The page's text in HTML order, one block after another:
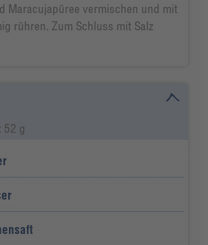
Maracujapüree vermischen und mit
rühren. Zum Schluss mit Salz
52 g